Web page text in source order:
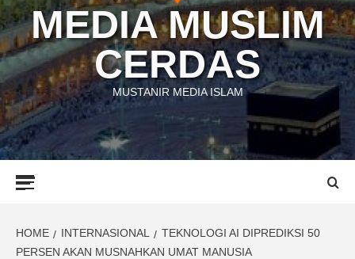
MEDIA MUSLIM
CERDAS
MUSTANIR MEDIA ISLAM
HOME INTERNASIONAL
TEKNOLOGI AI DIPREDIKSI 50
PERSEN AKAN MUSNAHKAN UMAT MANUSIA